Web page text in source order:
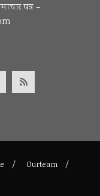
पत्र –
Ourteam